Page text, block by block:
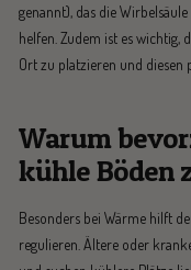
genannt), das die
helfen. Zudem ist es wichtig,
Ort zu platzieren und diesen
Warum
kühle Böden
Besonders bei Wärme hilft
regulieren. Ältere oder